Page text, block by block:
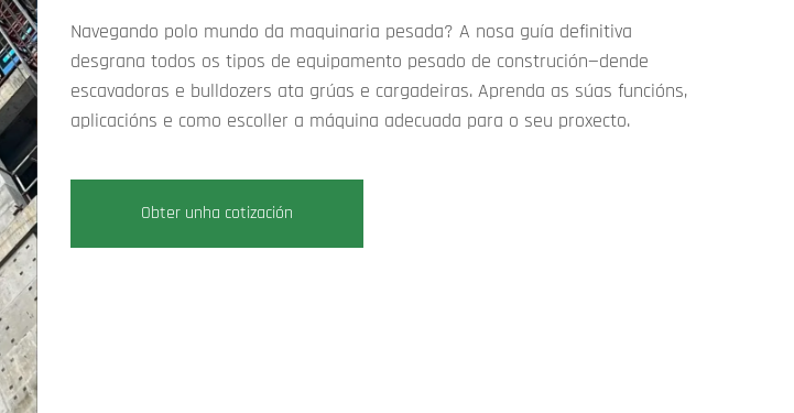
Navegando polo mundo da maquinaria pesada? A nosa guía definitiva
desgrana todos os tipos de equipamento pesado de construción—dende
escavadoras e bulldozers ata grúas e cargadeiras. Aprenda as súas funcións,
aplicacións e como escoller a máquina adecuada para o seu proxecto.
Obter unha cotización